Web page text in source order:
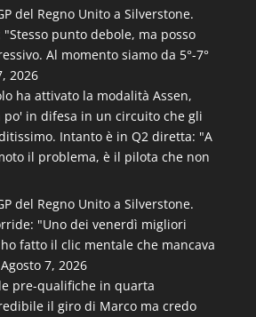
del Regno Unito a Silverstone.
punto debole, ma posso
Al momento siamo da 5°-7°
2026
ha attivato la modalità Assen,
po' in difesa in un circuito che gli
Intanto è in Q2 diretta: "A
il problema, è il pilota che non
del Regno Unito a Silverstone.
"Uno dei venerdì migliori
fatto il clic mentale che mancava
Agosto 7, 2026
pre-qualifiche in quarta
il giro di Marco ma credo